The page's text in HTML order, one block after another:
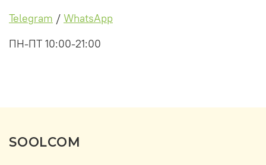
Telegram / WhatsApp
ПН-ПТ 10:00-21:00
SOOLCOM